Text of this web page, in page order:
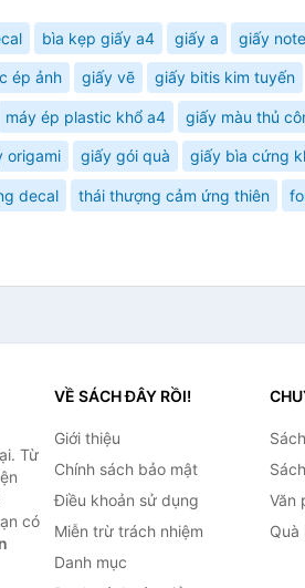
bìa kẹp giấy a4 giấy a giấy note
ép ảnh giấy vẽ giấy bitis kim tuyến
máy ép plastic khổ a4 giấy màu thủ
origami giấy gói quà giấy bìa cứng
decal thái thượng cảm ứng thiên
Từ
có
VỀ SÁCH ĐÂY RỒI!
Giới thiệu
Chính sách bảo mật
Điều khoản sử dụng
Miễn trừ trách nhiệm
Danh mục
Văn
Quà